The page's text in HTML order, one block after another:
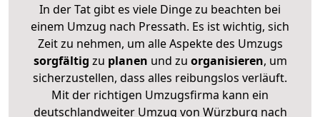
In der Tat gibt es viele Dinge zu beachten bei
einem Umzug nach Pressath. Es ist wichtig, sich
Zeit zu nehmen, um alle Aspekte des Umzugs
sorgfältig zu planen und zu organisieren, um
sicherzustellen, dass alles reibungslos verläuft.
Mit der richtigen Umzugsfirma kann ein
deutschlandweiter Umzug von Würzburg nach